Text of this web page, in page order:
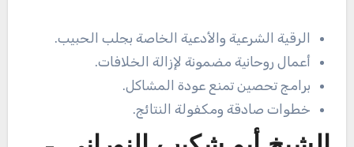
الرقية الشرعية والأدعية الخاصة بجلب الحبيب.
أعمال روحانية مضمونة لإزالة الخلافات.
برامج تحصين تمنع عودة المشاكل.
خطوات صادقة ومكفولة النتائج.